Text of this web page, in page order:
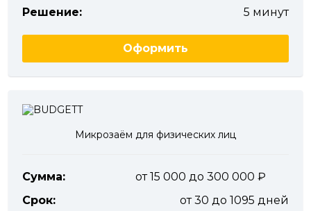
Решение:
5 минут
Оформить
Микрозаём для физических лиц
Сумма:
от 15 000 до 300 000
Срок:
от 30 до 1095 дней